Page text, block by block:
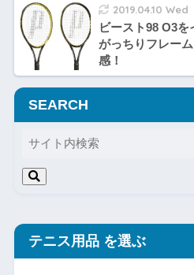
2019.04.10 Wed
ビースト98 O3
がっちりフレー
感！
SEARCH
テニス用品 を選ぶ